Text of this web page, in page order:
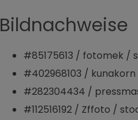
Bildnachweise
#85175613 / fotomek /
#402968103 /
#282304434 /
#112516192 / Zffoto /